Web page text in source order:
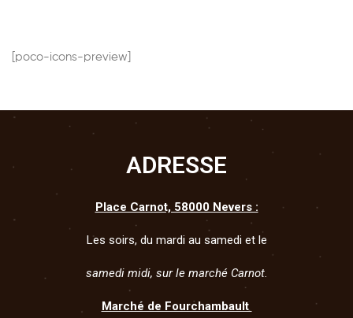
[poco-icons-preview]
ADRESSE
Place Carnot, 58000 Nevers :
Les soirs, du mardi au samedi et le
samedi midi, sur le marché Carnot.
Marché de Fourchambault